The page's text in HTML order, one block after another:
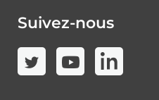
Suivez-nous